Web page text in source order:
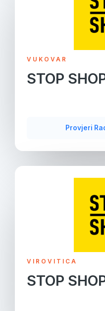
VUKOVAR
STOP
Provjeri
VIROVITICA
STOP